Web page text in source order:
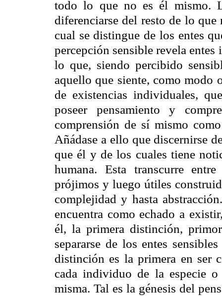
todo lo que no es él mismo.
diferenciarse del resto de lo
cual se distingue de los entes
percepción sensible revela entes
lo que, siendo percibido
aquello que siente, como modo
de existencias individuales,
poseer pensamiento y
comprensión de sí mismo
Añádase a ello que discernirse
que él y de los cuales tiene
humana. Esta transcurre
prójimos y luego útiles
complejidad y hasta
encuentra como echado a
él, la primera distinción,
separarse de los entes
distinción es la primera en ser
cada individuo de la especie
misma. Tal es la génesis del